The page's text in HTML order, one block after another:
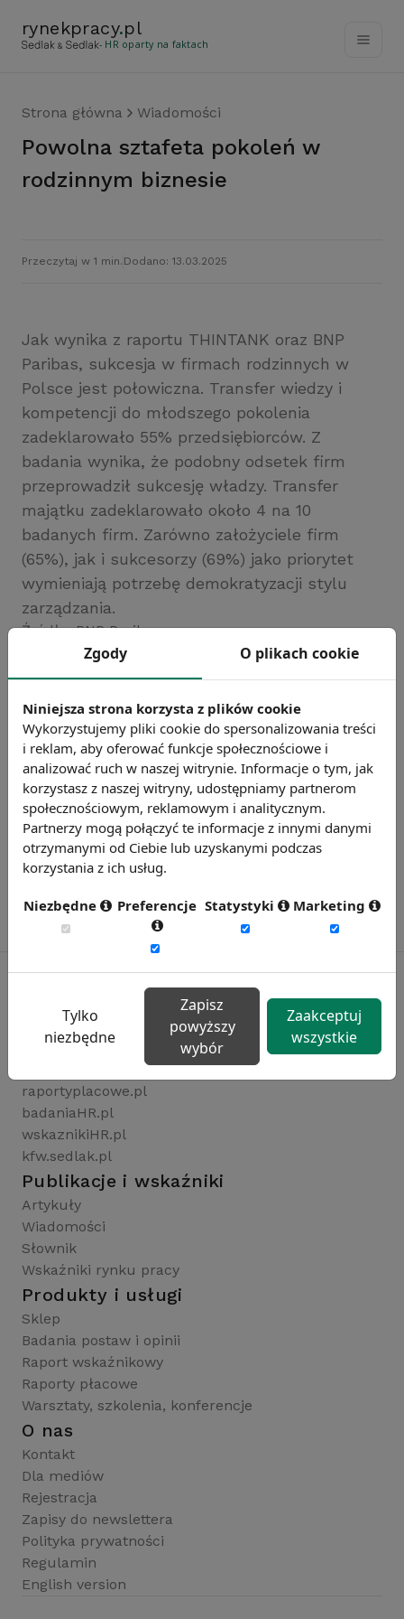
rynekpracy.pl
- HR oparty na faktach
Strona główna Wiadomości
Powolna sztafeta pokoleń w
rodzinnym biznesie
Przeczytaj w 1 min. Dodano: 13.03.2025
Jak wynika z raportu THINTANK oraz BNP
Paribas, sukcesja w firmach rodzinnych w
Polsce jest połowiczna. Transfer wiedzy i
kompetencji do młodszego pokolenia
zadeklarowało 55% przedsiębiorców. Z
badania wynika, że podobny odsetek firm
przeprowadził sukcesję władzy. Transfer
majątku zadeklarowało około 4 na 10
badanych firm. Zarówno założyciele firm
(65%), jak i sukcesorzy (69%) jako priorytet
wymieniają potrzebę demokratyzacji stylu
zarządzania.
Źródło: BNP Paribas
Chcesz wiedzieć więcej?
Zobacz więcej wiadomości
Rynekpracy.pl
sedlak.pl
raportyplacowe.pl
badaniaHR.pl
wskaznikiHR.pl
kfw.sedlak.pl
Publikacje i wskaźniki
Artykuły
Wiadomości
Słownik
Wskaźniki rynku pracy
Produkty i usługi
Sklep
Badania postaw i opinii
Raport wskaźnikowy
Raporty płacowe
Warsztaty, szkolenia, konferencje
O nas
Kontakt
Dla mediów
Rejestracja
Zapisy do newslettera
Polityka prywatności
Regulamin
English version
Zgody O plikach cookie
Niniejsza strona korzysta z plików cookie
Wykorzystujemy pliki cookie do spersonalizowania treści
i reklam, aby oferować funkcje społecznościowe i
analizować ruch w naszej witrynie. Informacje o tym, jak
korzystasz z naszej witryny, udostępniamy partnerom
społecznościowym, reklamowym i analitycznym.
Partnerzy mogą połączyć te informacje z innymi danymi
otrzymanymi od Ciebie lub uzyskanymi podczas
korzystania z ich usług.
Niezbędne Preferencje Statystyki Marketing
Tylko
niezbędne
Zapisz
powyższy
wybór
Zaakceptuj
wszystkie